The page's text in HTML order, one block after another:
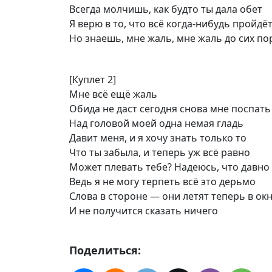
Всегда молчишь, как будто ты дала обет
Я верю в то, что всё когда-нибудь пройдёт
Но знаешь, мне жаль, мне жаль до сих
[Куплет 2]
Мне всё ещё жаль
Обида не даст сегодня снова мне поспать
Над головой моей одна немая гладь
Давит меня, и я хочу знать только то
Что ты забыла, и теперь уж всё равно
Может плевать тебе? Надеюсь, что давно
Ведь я не могу терпеть всё это дерьмо
Слова в стороне — они летят теперь в
И не получится сказать ничего
Поделиться: